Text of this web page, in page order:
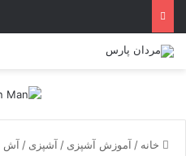
خانه / آموزش آشپزی / آشپزی / آش